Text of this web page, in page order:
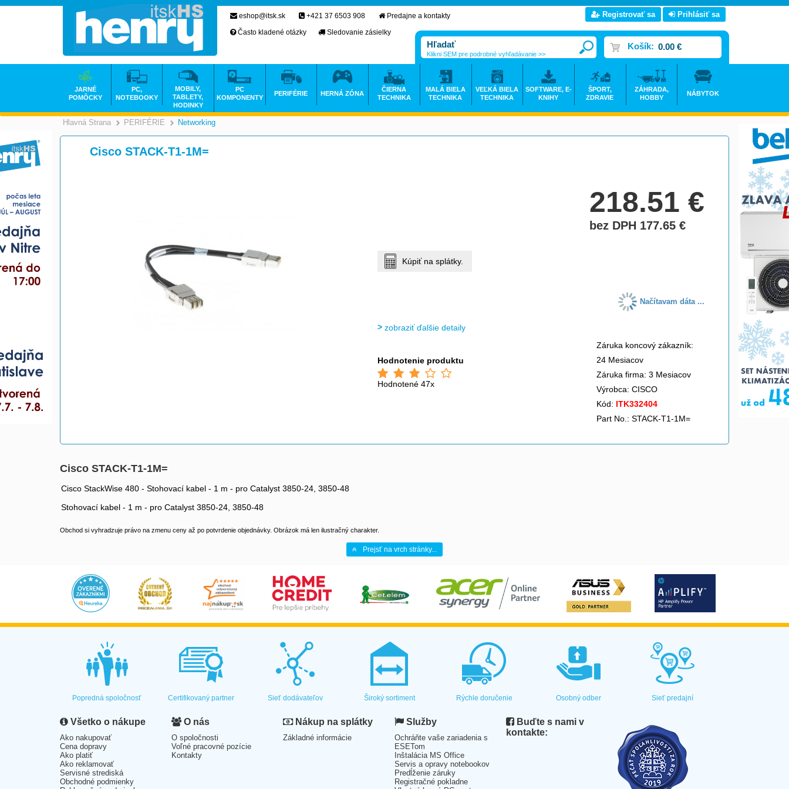
Hlavná Strana >
PERIFÉRIE >
Networking
Cisco STACK-T1-1M=
218.51€
bez DPH 177.65€
Kúpiť na splátky.
Načítavam dáta ...
zobraziť ďalšie detaily
Hodnotenie produktu
Hodnotené 47x
Záruka koncový zákazník:
24 Mesiacov
Záruka firma: 3 Mesiacov
Výrobca: CISCO
Kód: ITK332404
Part No.: STACK-T1-1M=
Cisco STACK-T1-1M=
Cisco StackWise 480 - Stohovací kabel - 1 m - pro Catalyst 3850-24, 3850-48
Stohovací kabel - 1 m - pro Catalyst 3850-24, 3850-48
Obchod si vyhradzuje právo na zmenu ceny až po potvrdenie objednávky. Obrázok má len ilustračný charakter.
Prejsť na vrch stránky...
eshop@itsk.sk +421 37 6503 908
Predajne a kontakty
Často kladené otázky
Sledovanie zásielky
Registrovať sa Prihlásiť sa
Košík: 0.00 €
Klikni SEM pre podrobné vyhľadávanie >>
JARNÉ
POMÔCKY
PC,
NOTEBOOKY
MOBILY,
TABLETY,
HODINKY
PC
KOMPONENTY
PERIFÉRIE HERNÁ ZÓNA
ČIERNA
TECHNIKA
MALÁ BIELA
TECHNIKA
VEĽKÁ BIELA
TECHNIKA
SOFTWARE, E-
KNIHY
ŠPORT,
ZDRAVIE
ZÁHRADA,
HOBBY
NÁBYTOK
Popredná spoločnosť Certifikovaný partner Sieť dodávateľov Široký sortiment Rýchle doručenie Osobný odber Sieť predajní
Všetko o nákupe
Ako nakupovať
Cena dopravy
Ako platiť
Ako reklamovať
Servisné strediská
Obchodné podmienky
O nás
O spoločnosti
Voľné pracovné pozície
Kontakty
Nákup na splátky
Základné informácie
Služby
Ochráňte vaše zariadenia s
ESETom
Inštalácia MS Office
Servis a opravy notebookov
Predĺženie záruky
Registračné pokladne
Buďte s nami v
kontakte: